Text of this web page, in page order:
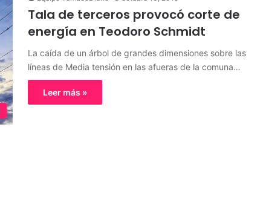
Tala de terceros provocó corte de
energía en Teodoro Schmidt
La caída de un árbol de grandes dimensiones sobre las
líneas de Media tensión en las afueras de la comuna…
Leer más »